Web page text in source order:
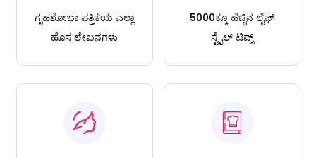
ಗೃಹಶೋಭಾ ಪತ್ರಿಕೆಯ ಎಲ್ಲಾ
ಹೊಸ ಲೇಖನಗಳು
5000ಕ್ಕೂ ಹೆಚ್ಚಿನ ಲೈಫ್
ಸ್ಟೈಲ್ ಟಿಪ್ಸ್